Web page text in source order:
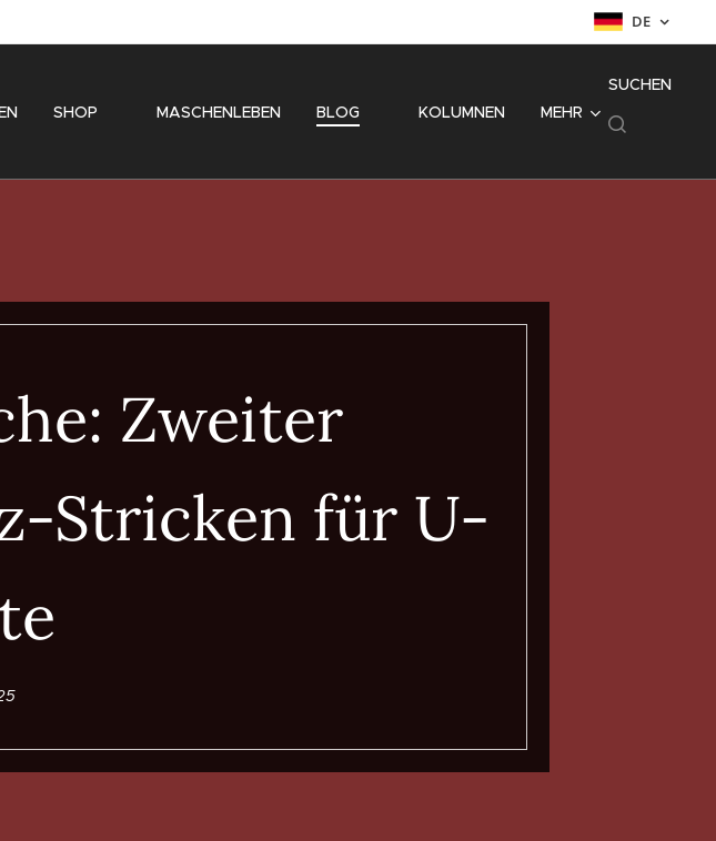
DE
SHOP 〽️ MASCHENLEBEN BLOG ⚜️ KOLUMNEN MEHR
SUCHEN
Zweiter
Stricken für U-